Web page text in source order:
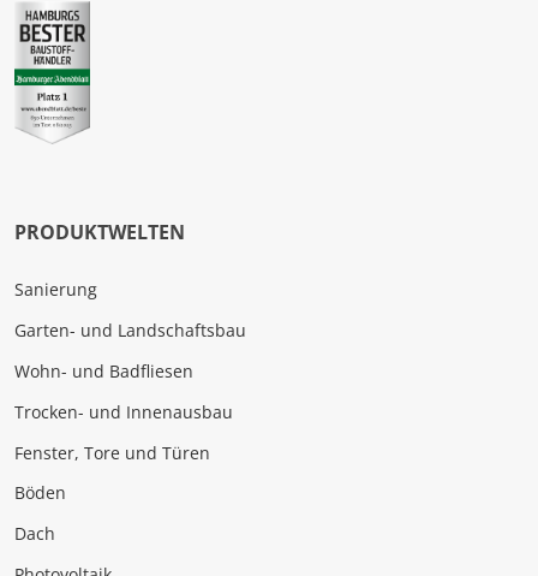
PRODUKTWELTEN
Sanierung
Garten- und Landschaftsbau
Wohn- und Badfliesen
Trocken- und Innenausbau
Fenster, Tore und Türen
Böden
Dach